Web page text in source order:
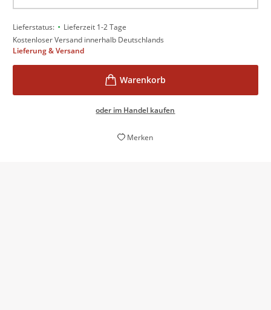
Lieferstatus: • Lieferzeit 1-2 Tage
Kostenloser Versand innerhalb Deutschlands
Lieferung & Versand
oder im Handel kaufen
Merken